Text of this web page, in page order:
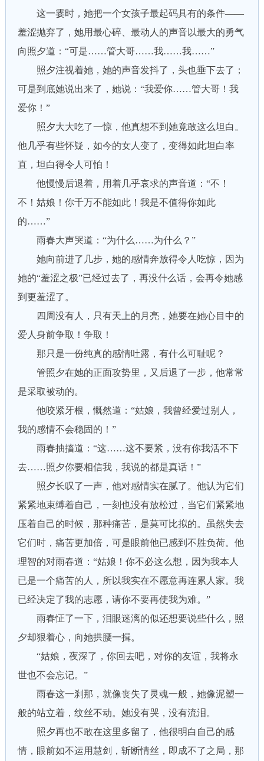
这一霎时，她把一个女孩子最起码具有的条件——
羞涩抛弃了，她用最心碎、最动人的声音以最大的勇气
向照夕道：“可是……管大哥……我……我……”
照夕注视着她，她的声音发抖了，头也垂下去了；
可是到底她说出来了，她说：“我爱你……管大哥！我
爱你！”
照夕大大吃了一惊，他真想不到她竟敢这么坦白。
他几乎有些怀疑，如今的女人变了，变得如此坦白率
直，坦白得令人可怕！
他慢慢后退着，用着几乎哀求的声音道：“不！
不！姑娘！你千万不能如此！我是不值得你如此
的……”
雨春大声哭道：“为什么……为什么？”
她向前进了几步，她的感情奔放得令人吃惊，因为
她的“羞涩之极”已经过去了，再没什么话，会再令她感
到更羞涩了。
四周没有人，只有天上的月亮，她要在她心目中的
爱人身前争取！争取！
那只是一份纯真的感情吐露，有什么可耻呢？
管照夕在她的正面攻势里，又后退了一步，他常常
是采取被动的。
他咬紧牙根，慨然道：“姑娘，我曾经爱过别人，
我的感情不会稳固的！”
雨春抽搐道：“这……这不要紧，没有你我活不下
去……照夕你要相信我，我说的都是真话！”
照夕长叹了一声，他对感情实在腻了。他认为它们
紧紧地束缚着自己，一刻也没有放松过，当它们紧紧地
压着自己的时候，那种痛苦，是莫可比拟的。虽然失去
它们时，痛苦更加倍，可是眼前他已感到不胜负荷。他
理智的对雨春道：“姑娘！你不必这么想，因为我本人
已是一个痛苦的人，所以我实在不愿意再连累人家。我
已经决定了我的志愿，请你不要再使我为难。”
雨春怔了一下，泪眼迷漓的似还想要说些什么，照
夕却狠着心，向她拱腰一揖。
“姑娘，夜深了，你回去吧，对你的友谊，我将永
世也不会忘记。”
雨春这一刹那，就像丧失了灵魂一般，她像泥塑一
般的站立着，纹丝不动。她没有哭，没有流泪。
照夕再也不敢在这里多留了，他很明白自己的感
情，眼前如不运用慧剑，斩断情丝，即成不了之局，那